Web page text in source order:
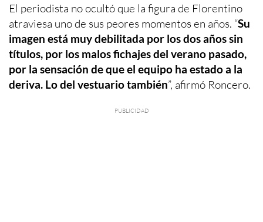
El periodista no ocultó que la figura de Florentino
atraviesa uno de sus peores momentos en años. “Su
imagen está muy debilitada por los dos años sin
títulos, por los malos fichajes del verano pasado,
por la sensación de que el equipo ha estado a la
deriva. Lo del vestuario también”, afirmó Roncero.